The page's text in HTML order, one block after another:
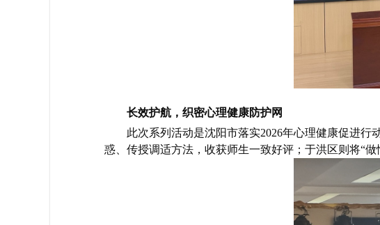
长效护航，织密心理健康防护网
此次系列活动是沈阳市落实2026年心理健康促进
惑、传授调适方法，收获师生一致好评；于洪区则将“